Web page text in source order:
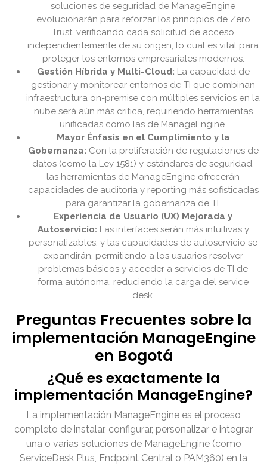
soluciones de seguridad de ManageEngine
evolucionarán para reforzar los principios de Zero
Trust, verificando cada solicitud de acceso
independientemente de su origen, lo cual es vital para
proteger los entornos empresariales modernos.
Gestión Híbrida y Multi-Cloud: La capacidad de
gestionar y monitorear entornos de TI que combinan
infraestructura on-premise con múltiples servicios en la
nube será aún más crítica, requiriendo herramientas
unificadas como las de ManageEngine.
Mayor Énfasis en el Cumplimiento y la
Gobernanza: Con la proliferación de regulaciones de
datos (como la Ley 1581) y estándares de seguridad,
las herramientas de ManageEngine ofrecerán
capacidades de auditoría y reporting más sofisticadas
para garantizar la gobernanza de TI.
Experiencia de Usuario (UX) Mejorada y
Autoservicio: Las interfaces serán más intuitivas y
personalizables, y las capacidades de autoservicio se
expandirán, permitiendo a los usuarios resolver
problemas básicos y acceder a servicios de TI de
forma autónoma, reduciendo la carga del service
desk.
Preguntas Frecuentes sobre la
implementación ManageEngine
en Bogotá
¿Qué es exactamente la
implementación ManageEngine?
La implementación ManageEngine es el proceso
completo de instalar, configurar, personalizar e integrar
una o varias soluciones de ManageEngine (como
ServiceDesk Plus, Endpoint Central o PAM360) en la